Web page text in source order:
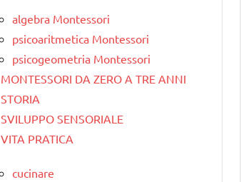
algebra Montessori
psicoaritmetica Montessori
psicogeometria Montessori
MONTESSORI DA ZERO A TRE ANNI
STORIA
SVILUPPO SENSORIALE
VITA PRATICA
cucinare